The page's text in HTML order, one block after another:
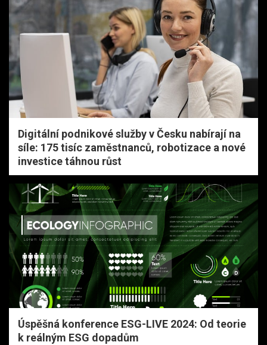
Digitální podnikové služby v Česku nabírají na
síle: 175 tisíc zaměstnanců, robotizace a nové
investice táhnou růst
Úspěšná konference ESG-LIVE 2024: Od teorie
k reálným ESG dopadům